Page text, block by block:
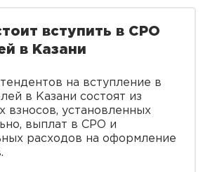
вступить в СРО
в Казани
на вступление в
в Казани состоят из
взносов, установленных
выплат в СРО и
расходов на оформление